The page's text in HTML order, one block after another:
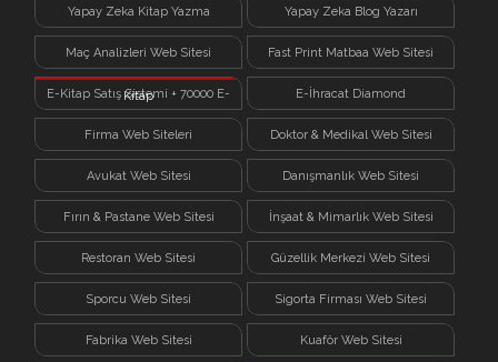
Yapay Zeka Kitap Yazma
Sistemi
Yapay Zeka Blog Yazarı
Maç Analizleri Web Sitesi Fast Print Matbaa Web Sitesi
E-Kitap Satış Sistemi + 70000 E-
Kitap
E-İhracat Diamond
Firma Web Siteleri Doktor & Medikal Web Sitesi
Avukat Web Sitesi Danışmanlık Web Sitesi
Fırın & Pastane Web Sitesi İnşaat & Mimarlık Web Sitesi
Restoran Web Sitesi Güzellik Merkezi Web Sitesi
Sporcu Web Sitesi Sigorta Firması Web Sitesi
Fabrika Web Sitesi Kuaför Web Sitesi